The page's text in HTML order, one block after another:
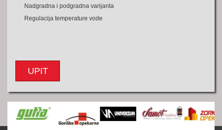
Nadgradna i podgradna varijanta
Regulacija temperature vode
UPIT